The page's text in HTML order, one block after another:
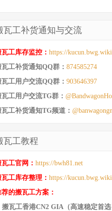
瓦工补货通知与交流
瓦工库存监控： https://kucun.bwg.wiki
瓦工补货通知QQ群： 874585274
瓦工用户交流QQ群： 903646397
瓦工用户交流TG群：
瓦工补货通知TG频道：
瓦工教程
工官网： https://bwh81.net
瓦工库存整理： https://kucun.bwg.wiki
荐的搬瓦工方案：
搬瓦工香港CN2 GIA（高速稳定首选